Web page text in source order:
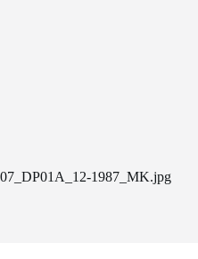
07_DP01A_12-1987_MK.jpg